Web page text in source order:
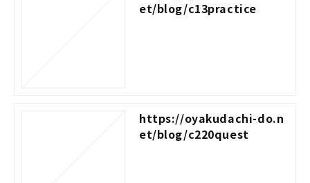
et/blog/c13practice
https://oyakudachi-do.n
et/blog/c220quest